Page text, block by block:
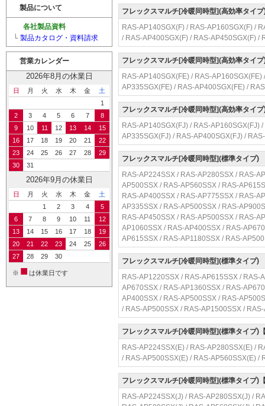
製品について
各社製品資料
└ 製品カタログ・資料請求
営業カレンダー
2026年8月の休業日
日 月 火 水 木 金
土
1
2
3 4 5 6 7
8
9
10 11 12 13 14
15
16
17 18 19 20 21
22
23
24 25 26 27 28
29
30
31
2026年9月の休業日
日 月 火 水 木 金
土
1
2 3 4
5
6
7 8 9 10 11
12
13
14 15 16 17 18
19
20
21 22 23 24 25
26
27
28 29 30
※ ■ は休業日です
フレックスマルチ[冷暖同時型](高効率タイ
RAS-AP140SGX(F) / RAS-AP160SGX(F) /
/ RAS-AP400SGX(F) / RAS-AP450SGX(F) /
フレックスマルチ[冷暖同時型](高効率タイ
RAS-AP140SGX(FE) / RAS-
AP335SGX(FE) / RAS-AP400SGX(FE) /
フレックスマルチ[冷暖同時型](高効率タイ
RAS-AP140SGX(FJ) / RAS-AP160SGX(FJ)
AP335SGX(FJ) / RAS-AP400SGX(FJ) /
フレックスマルチ[冷暖同時型](標準タイプ)
RAS-AP224SSX / RAS-AP280SSX / RAS-
AP500SSX / RAS-AP560SSX / RAS-
RAS-AP400SSX / RAS-AP775SSX / RAS-
AP335SSX / RAS-AP500SSX / RAS-
RAS-AP450SSX / RAS-AP500SSX / RAS-
AP1060SSX / RAS-AP400SSX / RAS-
AP615SSX / RAS-AP1180SSX / RAS-
フレックスマルチ[冷暖同時型](標準タイプ)
RAS-AP1220SSX / RAS-AP615SSX /
AP670SSX / RAS-AP1360SSX / RAS-
AP400SSX / RAS-AP500SSX / RAS-
/ RAS-AP500SSX / RAS-AP1500SSX /
フレックスマルチ[冷暖同時型](標準タイプ)
RAS-AP224SSX(E) / RAS-AP280SSX(E) /
/ RAS-AP500SSX(E) / RAS-AP560SSX(E) /
フレックスマルチ[冷暖同時型](標準タイプ)
RAS-AP224SSX(J) / RAS-AP280SSX(J) /